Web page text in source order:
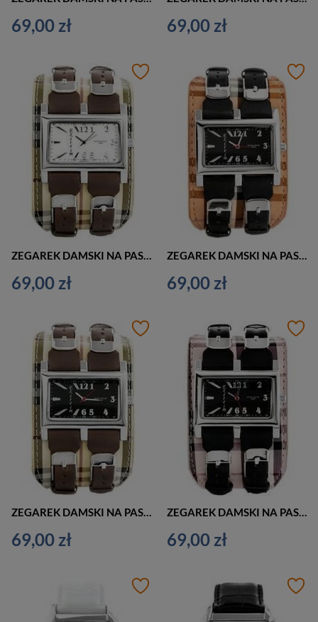
69,00 zł 69,00 zł
69,00 zł 69,00 zł
ZEGAREK DAMSKI NA PASKU CASUAL EXTREIM EXT-Y013A-3A (zx673c)
69,00 zł
ZEGAREK DAMSKI NA PASKU CASUAL EXTREIM EXT-Y013A-1A (zx673a)
69,00 zł